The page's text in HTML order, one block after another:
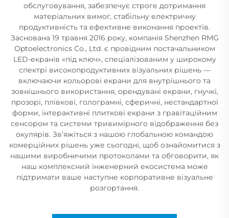
обслуговування, забезпечує строге дотримання
матеріальних вимог, стабільну електричну
продуктивність та ефективне виконання проектів.
Заснована 19 травня 2016 року, компанія Shenzhen RMG
Optoelectronics Co., Ltd. є провідним постачальником
LED-екранів «під ключ», спеціалізованим у широкому
спектрі високопродуктивних візуальних рішень —
включаючи кольорові екрани для внутрішнього та
зовнішнього використання, орендувані екрани, гнучкі,
прозорі, плівкові, голограмні, сферичні, нестандартної
форми, інтерактивні плиткові екрани з гравітаційним
сенсором та системи тривимірного відображення без
окулярів. Зв’яжіться з нашою глобальною командою
комерційних рішень уже сьогодні, щоб ознайомитися з
нашими виробничими протоколами та обговорити, як
наш комплексний інженерний екосистема може
підтримати ваше наступне корпоративне візуальне
розгортання.